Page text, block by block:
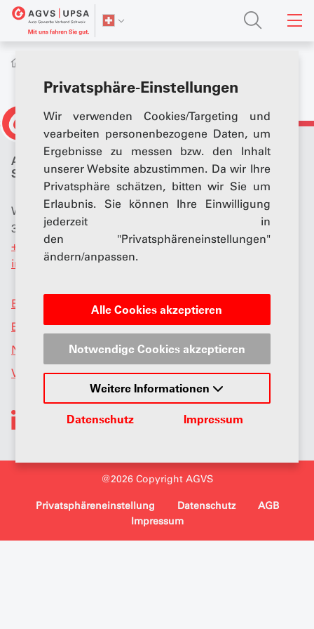
Privatsphäre-Einstellungen
Wir verwenden Cookies/Targeting und
vearbeiten personenbezogene Daten, um
Ergebnisse zu messen bzw. den Inhalt
unserer Website abzustimmen. Da wir Ihre
Privatsphäre schätzen, bitten wir Sie um
Erlaubnis. Sie können Ihre Einwilligung
jederzeit in
den "Privatsphäreneinstellungen"
ändern/anpassen.
Alle Cookies akzeptieren
Notwendige Cookies akzeptieren
Weitere Informationen
Datenschutz Impressum
Auto Gewerbe Verband
Schweiz (AGVS)
Wölflistrasse 5
3006 Bern
+41 (0)31 307 15 15
info
agvs-upsa.ch
Business Academy
Events AGVS Schweiz
News
Verband
@2026 Copyright AGVS
Privatsphäreneinstellung Datenschutz
AGB
Impressum